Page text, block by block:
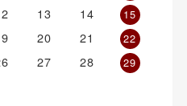
13 14
15
20 21
22
27 28
29